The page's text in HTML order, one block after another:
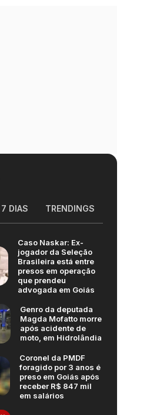
7 DIAS TRENDINGS
Caso Naskar: Ex-
jogador da Seleção
Brasileira está entre
presos em operação
que prendeu
advogada em Goiás
Genro da deputada
Magda Mofatto morre
após acidente de
moto, em Hidrolândia
Coronel da PMDF
foragido por 3 anos é
preso em Goiás após
receber R$ 847 mil
em salários